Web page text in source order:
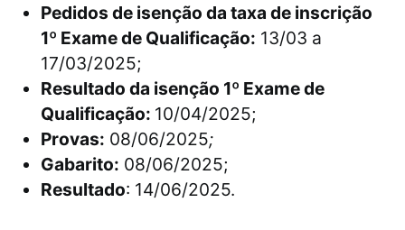
Pedidos de isenção da taxa de inscrição
1º Exame de Qualificação: 13/03 a
17/03/2025;
Resultado da isenção 1º Exame de
Qualificação: 10/04/2025;
Provas: 08/06/2025;
Gabarito: 08/06/2025;
Resultado: 14/06/2025.